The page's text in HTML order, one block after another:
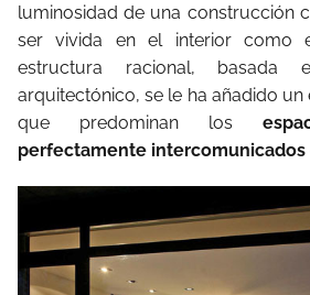
luminosidad de una construcción
ser vivida en el interior como
estructura racional, basada
arquitectónico, se le ha añadido un
que predominan los
perfectamente intercomunicados